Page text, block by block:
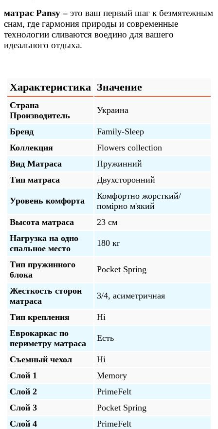
матрас Pansy – это ваш первый шаг к безмятежным
снам, где гармония природы и современные
технологии сливаются воедино для вашего
идеального отдыха.
Характеристика Значение
Страна
Производитель
Украина
Бренд
Family-Sleep
Коллекция
Flowers collection
Вид Матраса
Пружинний
Тип матраса
Двухсторонний
Уровень комфорта
Комфортно жорсткий/
помірно м'який
Высота матраса
23 см
Нагрузка на одно
спальное место
180 кг
Тип пружинного
блока
Pocket Spring
Жесткость сторон
матраса
3/4, асиметричная
Тип крепления
Ні
Еврокаркас по
периметру матраса
Есть
Съемный чехол
Ні
Слой 1
Memory
Слой 2
PrimeFelt
Слой 3
Pocket Spring
Слой 4
PrimeFelt